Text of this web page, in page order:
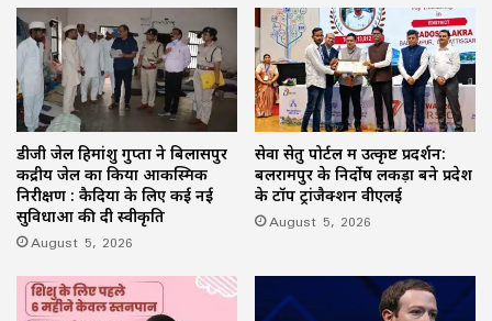
डीजी जेल हिमांशु गुप्ता ने बिलासपुर
केंद्रीय जेल का किया आकस्मिक
निरीक्षण : कैदियों के लिए कई नई
सुविधाओं की दी स्वीकृति
August 5, 2026
सेवा सेतु पोर्टल में उत्कृष्ट प्रदर्शन:
बलरामपुर के निर्दोष लकड़ा बने प्रदेश
के टॉप ट्रांजैक्शन वीएलई
August 5, 2026